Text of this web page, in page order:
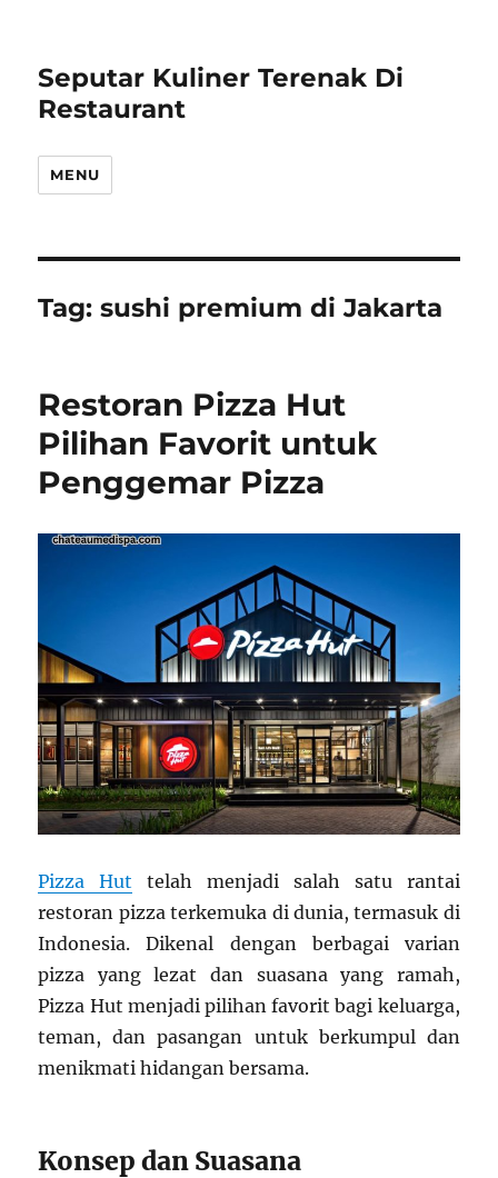
Seputar Kuliner Terenak Di
Restaurant
MENU
Tag:sushi premium di Jakarta
Restoran Pizza Hut
Pilihan Favorit untuk
Penggemar Pizza
Pizza Hut telah menjadi salah satu rantai
restoran pizza terkemuka di dunia, termasuk di
Indonesia. Dikenal dengan berbagai varian
pizza yang lezat dan suasana yang ramah,
Pizza Hut menjadi pilihan favorit bagi keluarga,
teman, dan pasangan untuk berkumpul dan
menikmati hidangan bersama.
Konsep dan Suasana